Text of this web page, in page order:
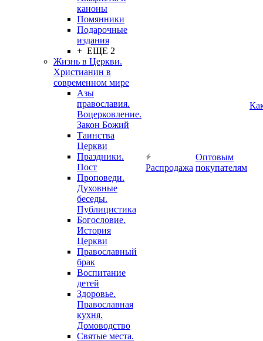
каноны
Помянники
Подарочные
издания
+ ЕЩЕ 2
Жизнь в Церкви.
Христианин в
современном мире
Азы
православия.
Воцерковление.
Закон Божий
Таинства
Церкви
Праздники.
Пост
Проповеди.
Духовные
беседы.
Публицистика
Богословие.
История
Церкви
Православный
брак
Воспитание
детей
Здоровье.
Православная
кухня.
Домоводство
Святые места.
Распродажа
Оптовым
покупателям